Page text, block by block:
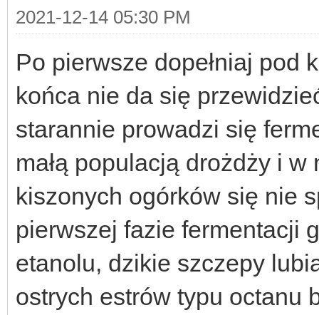
2021-12-14 05:30 PM
Po pierwsze dopełniaj pod
końca nie da się
starannie prowadzi się
małą populacją drożdży i
kiszonych ogórków się nie
pierwszej fazie fermentacji
etanolu, dzikie szczepy
ostrych estrów typu octanu